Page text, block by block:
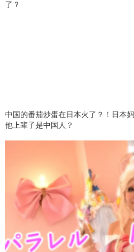
了？
中国的番茄炒蛋在日本火了？！日本
他上辈子是中国人？